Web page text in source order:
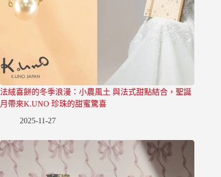
法絨喜餅的冬季浪漫：小農風土 與法式甜點結合，聖誕
月帶來K.UNO 珍珠的甜蜜驚喜
2025-11-27